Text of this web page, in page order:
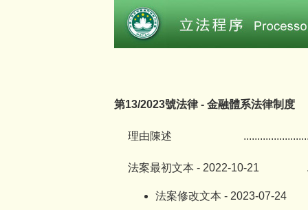
第13/2023號法律 - 金融體系法律制度
理由陳述
法案最初文本 - 2022-10-21
法案修改文本 - 2023-07-24